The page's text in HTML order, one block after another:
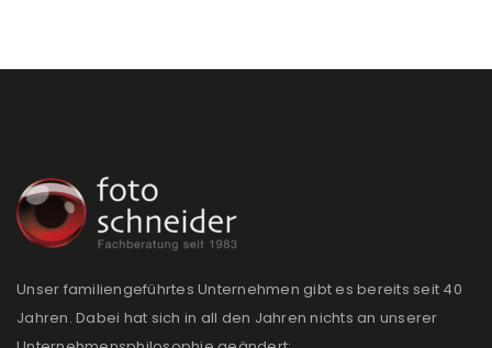
Unser familiengeführtes Unternehmen gibt es bereits seit 40
Jahren. Dabei hat sich in all den Jahren nichts an unserer